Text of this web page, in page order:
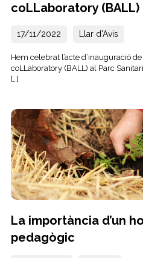
coLLaboratory (BALL)
17/11/2022 Llar d'Avis
Hem celebrat l’acte d’inauguració
coLLaboratory (BALL) al Parc
[…]
La importància d’un
pedagògic